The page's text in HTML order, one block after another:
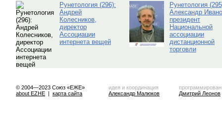
Рунетология (296):
Андрей
Колесников,
директор
Ассоциации
интернета вещей
Рунетология
Александр
президент
Национальной
ассоциации
дистанционной
торговли
© 2004—2023 Союз «ЕЖЕ»
about EZHE | карта сайта
идея и координация
Александр Малюков
Дмитрий Леонов